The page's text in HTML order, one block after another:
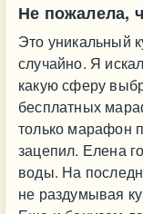
Не пожалела,
Это уникальный
случайно. Я
какую сферу
бесплатных
только марафон
зацепил. Елена
воды. На
не раздумывая